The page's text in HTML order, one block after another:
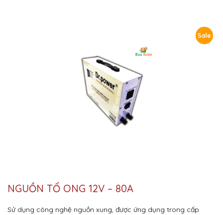
Sale
NGUỒN TỔ ONG 12V – 80A
Sử dụng công nghệ nguồn xung, được ứng dụng trong cấp